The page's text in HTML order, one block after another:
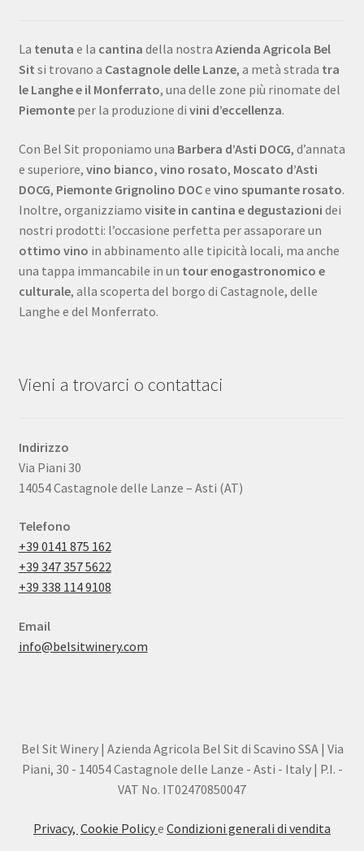
La tenuta e la cantina della nostra Azienda Agricola Bel
Sit si trovano a Castagnole delle Lanze, a metà strada tra
le Langhe e il Monferrato, una delle zone più rinomate del
Piemonteper la produzione di vini d’eccellenza.
Con Bel Sit proponiamo una Barbera d’Asti DOCG, d’annata
e superiore, vino bianco, vino rosato, Moscato d’Asti
DOCG, Piemonte Grignolino DOCe vino spumante rosato.
Inoltre, organizziamo visite in cantina e degustazioni dei
nostri prodotti: l’occasione perfetta per assaporare un
ottimo vino in abbinamento alle tipicità locali, ma anche
una tappa immancabile in un tour enogastronomico e
culturale, alla scoperta del borgo di Castagnole, delle
Langhe e del Monferrato.
Vieni a trovarci o contattaci
Indirizzo
Via Piani 30
14054 Castagnole delle Lanze – Asti (AT)
Telefono
+39 0141 875 162
+39 347 357 5622
+39 338 114 9108
Email
info@belsitwinery.com
Bel Sit Winery | Azienda Agricola Bel Sit di Scavino SSA | Via
Piani, 30 - 14054 Castagnole delle Lanze - Asti - Italy | P.I. -
VAT No. IT02470850047
Privacy, Cookie Policye Condizioni generali di vendita